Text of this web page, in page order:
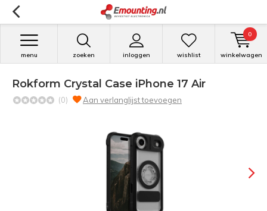
zoeken inloggen
menu wishlist winkelwagen
0
Rokform Crystal Case iPhone 17 Air
(0) Aan verlanglijst toevoegen